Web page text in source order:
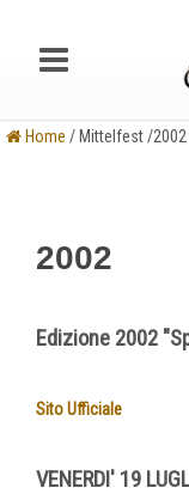
Home / Mittelfest /2002
2002
Edizione 2002
Sito Ufficiale
VENERDI' 19